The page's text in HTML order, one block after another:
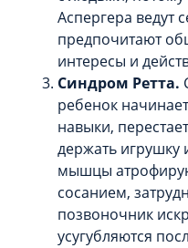
Аспергера ведут
предпочитают
интересы и
Синдром Ретта.
ребенок
навыки,
держать игрушку
мышцы
сосанием,
позвоночник
усугубляются